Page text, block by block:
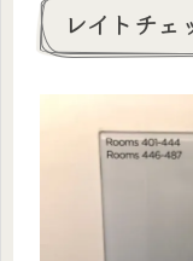
レイトチェ